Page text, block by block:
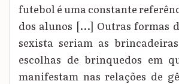
futebol é uma constante
dos alunos [...] Outras formas
sexista seriam as
escolhas de brinquedos em
manifestam nas relações de